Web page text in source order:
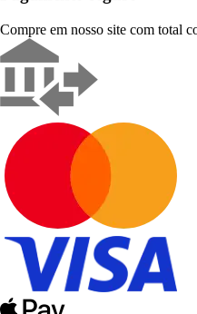
Compre em nosso site com total